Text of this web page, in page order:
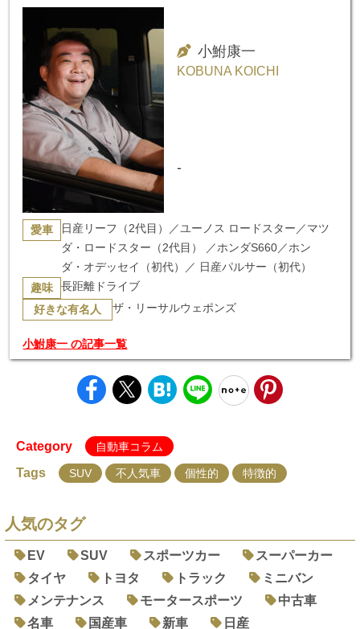
小鮒康一
KOBUNA KOICHI
-
愛車
日産リーフ（2代目）／ユーノス ロードスター／マツ
ダ・ロードスター（2代目） ／ホンダS660／ホン
ダ・オデッセイ（初代）／ 日産パルサー（初代）
趣味 長距離ドライブ
好きな有名人 ザ・リーサルウェポンズ
小鮒康一 の記事一覧
Category 自動車コラム
Tags SUV 不人気車 個性的 特徴的
人気のタグ
EV SUV スポーツカー
スーパーカー
タイヤ
トヨタ トラック
ミニバン
メンテナンス
モータースポーツ
中古車
名車
国産車 新車 日産